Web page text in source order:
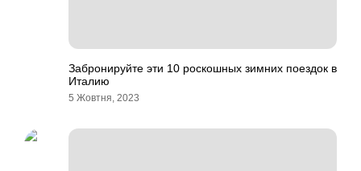
Забронируйте эти 10 роскошных зимних поездок в
Италию
5 Жовтня, 2023